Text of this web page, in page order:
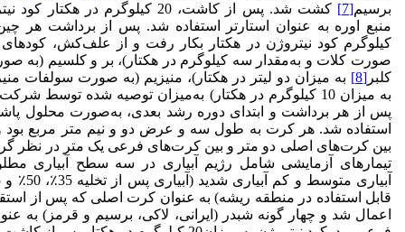
برسیم[7] کشت شد. پس از کاشت، 20 کیلوگرم در هکتار
کیلوگرم کود نیتروژن در هکتار بکار رفت و از علف‌کش،
صورت کلات و به‌مقدار سه کیلوگرم در هکتار)، بر و کلسیم (به
کلبر [8]
به میزان دو لیتر در هکتار)، منیزیم (به صورت سولفات
به میزان 10 کیلوگرم در هکتار) به‌میزان توصیه شده توسط
پس از هر برداشت و ابتدای دوره رشد بعدی، به‌صورت محلول
استفاده شد. هر کرت به طول سه و عرض دو­‌ و ­نیم متر مربع بود
بین کرت‌های اصلی دو متر و بین کرت‌های فرعی یک متر در نظر
تیمارهای آزمایشی شامل رژیم آبیاری در سه سطح آبیاری
قابل استفاده در منطقه ریشه) به عنوان کرت اصلی که پس از
اعمال شد و چهار گونه شبدر (ایرانی، لاکی، برسیم و قرمز) به